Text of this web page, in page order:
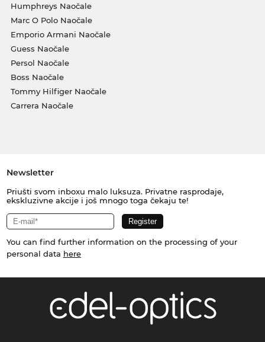
Humphreys Naočale
Marc O Polo Naočale
Emporio Armani Naočale
Guess Naočale
Persol Naočale
Boss Naočale
Tommy Hilfiger Naočale
Carrera Naočale
Newsletter
Priušti svom inboxu malo luksuza. Privatne rasprodaje,
ekskluzivne akcije i još mnogo toga čekaju te!
You can find further information on the processing of your
personal data here